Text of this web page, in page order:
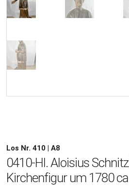
Los Nr. 410 | A8
0410-Hl. Aloisius
Kirchenfigur um 1780